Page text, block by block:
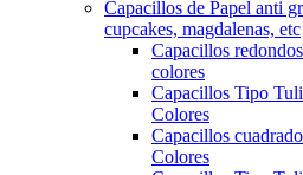
Capacillos de Papel anti
cupcakes, magdalenas, etc
Capacillos
colores
Capacillos Tipo
Colores
Capacillos
Colores